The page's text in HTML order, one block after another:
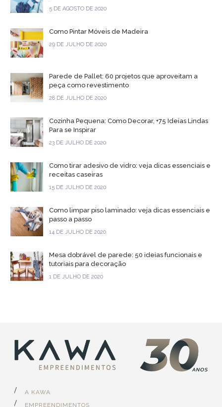
5 DE AGOSTO DE 2020
Como Pintar Móveis de Madeira
29 DE JULHO DE 2020
Parede de Pallet: 60 projetos que aproveitam a
peça como revestimento
28 DE JULHO DE 2020
Cozinha Pequena: Como Decorar, +75 Ideias Lindas
Para se Inspirar
23 DE JULHO DE 2020
Como tirar adesivo de vidro: veja dicas essenciais e
receitas caseiras
15 DE JULHO DE 2020
Como limpar piso laminado: veja dicas essenciais e
passo a passo
14 DE JULHO DE 2020
Mesa dobrável de parede: 50 ideias funcionais e
tutoriais para decoração
1 DE JULHO DE 2020
A KAWA
EMPREENDIMENTOS